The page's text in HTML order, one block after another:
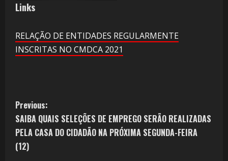
Links
RELAÇÃO DE ENTIDADES REGULARMENTE
INSCRITAS NO CMDCA 2021
Previous:
SAIBA QUAIS SELEÇÕES DE EMPREGO SERÃO REALIZADAS
PELA CASA DO CIDADÃO NA PRÓXIMA SEGUNDA-FEIRA
(12)